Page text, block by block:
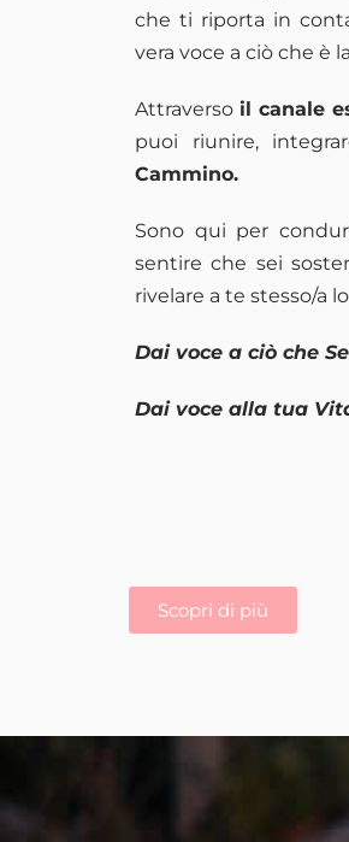
che ti riporta in
vera voce a ciò che è
Attraverso il canale
puoi riunire,
Cammino.
Sono qui per
sentire che sei
rivelare a te stesso/a
Dai voce a ciò che
Dai voce alla tua
Scopri di più